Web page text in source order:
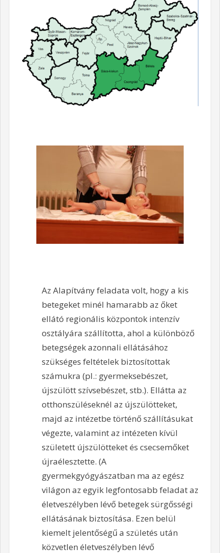
Az Alapítvány feladata volt, hogy a kis
betegeket minél hamarabb az őket
ellátó regionális központok intenzív
osztályára szállította, ahol a különböző
betegségek azonnali ellátásához
szükséges feltételek biztosítottak
számukra (pl.: gyermeksebészet,
újszülött szívsebészet, stb.). Ellátta az
otthonszüléseknél az újszülötteket,
majd az intézetbe történő szállításukat
végezte, valamint az intézeten kívül
született újszülötteket és csecsemőket
újraélesztette. (A
gyermekgyógyászatban ma az egész
világon az egyik legfontosabb feladat az
életveszélyben lévő betegek sürgősségi
ellátásának biztosítása. Ezen belül
kiemelt jelentőségű a születés után
közvetlen életveszélyben lévő